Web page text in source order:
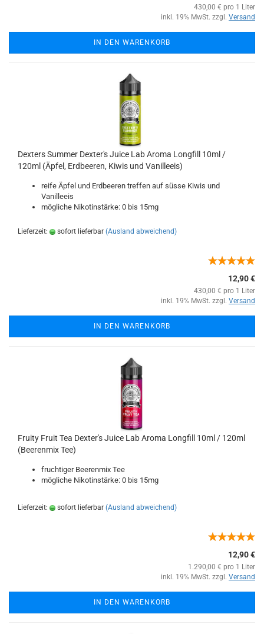
430,00 € pro 1 Liter
inkl. 19% MwSt. zzgl. Versand
IN DEN WARENKORB
Dexters Summer Dexter's Juice Lab Aroma Longfill 10ml /
120ml (Äpfel, Erdbeeren, Kiwis und Vanilleeis)
reife Äpfel und Erdbeeren treffen auf süsse Kiwis und
Vanilleeis
mögliche Nikotinstärke: 0 bis 15mg
Lieferzeit: sofort lieferbar (Ausland abweichend)
12,90 €
430,00 € pro 1 Liter
inkl. 19% MwSt. zzgl. Versand
IN DEN WARENKORB
Fruity Fruit Tea Dexter's Juice Lab Aroma Longfill 10ml / 120ml
(Beerenmix Tee)
fruchtiger Beerenmix Tee
mögliche Nikotinstärke: 0 bis 15mg
Lieferzeit: sofort lieferbar (Ausland abweichend)
12,90 €
1.290,00 € pro 1 Liter
inkl. 19% MwSt. zzgl. Versand
IN DEN WARENKORB